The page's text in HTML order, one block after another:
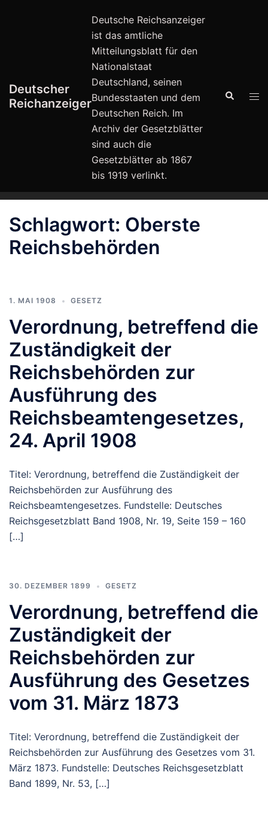
Deutscher
Reichanzeiger
Deutsche Reichsanzeiger
ist das amtliche
Mitteilungsblatt für den
Nationalstaat
Deutschland, seinen
Bundesstaaten und dem
Deutschen Reich. Im
Archiv der Gesetzblätter
sind auch die
Gesetzblätter ab 1867
bis 1919 verlinkt.
Suche
Schlagwort: Oberste
Reichsbehörden
1. MAI 1908 GESETZ
Verordnung, betreffend die
Zuständigkeit der
Reichsbehörden zur
Ausführung des
Reichsbeamtengesetzes,
24. April 1908
Titel: Verordnung, betreffend die Zuständigkeit der
Reichsbehörden zur Ausführung des
Reichsbeamtengesetzes. Fundstelle: Deutsches
Reichsgesetzblatt Band 1908, Nr. 19, Seite 159 – 160
[…]
30. DEZEMBER 1899 GESETZ
Verordnung, betreffend die
Zuständigkeit der
Reichsbehörden zur
Ausführung des Gesetzes
vom 31. März 1873
Titel: Verordnung, betreffend die Zuständigkeit der
Reichsbehörden zur Ausführung des Gesetzes vom 31.
März 1873. Fundstelle: Deutsches Reichsgesetzblatt
Band 1899, Nr. 53, […]